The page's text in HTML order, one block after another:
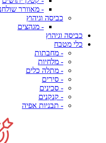
- מאוורר
כביסה וגיהוץ
- מגהצים
כביסה וגיהוץ
כלי מטבח
- מחבתות
- מלחיות
- מתלה כלים
- סירים
- סכינים
- קנקנים
- תבניות אפיה